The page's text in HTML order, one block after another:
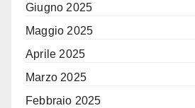
Giugno 2025
Maggio 2025
Aprile 2025
Marzo 2025
Febbraio 2025